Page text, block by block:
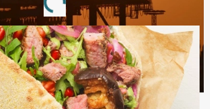
Loading...